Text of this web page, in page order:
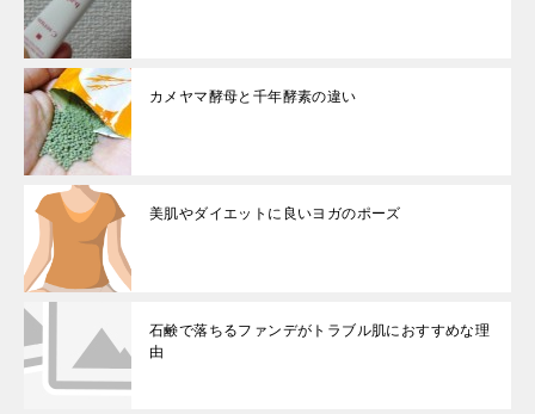
カメヤマ酵母と千年酵素の違い
美肌やダイエットに良いヨガのポーズ
石鹸で落ちるファンデがトラブル肌におすすめな理
由